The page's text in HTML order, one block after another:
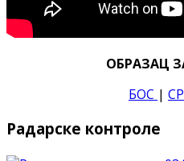
ОБРАЗАЦ
БОС |
Радарске контроле